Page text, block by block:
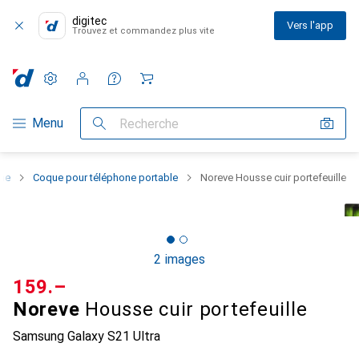
digitec
Trouvez et commandez plus vite Vers l'app
Navigation par catégorie
Menu Recherche
Paramètres
Compte client
Listes de comparaison
Listes d'envies
Panier
Coque pour téléphone portable Noreve Housse cuir portefeuille
2 images
Noreve Housse cuir portefeuille
Samsung Galaxy S21 Ultra
CHF
159.–